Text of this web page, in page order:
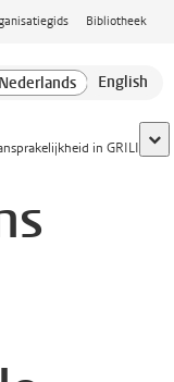
Bibliotheek
in GRILI